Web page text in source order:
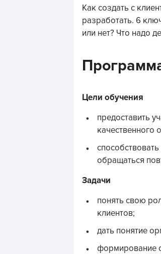
Как создать с
разработать. 6
или нет? Что надо
Цели обучения
предоставить
качественного
обращаться
Задачи
понять свою
клиентов;
дать понятие
формирование